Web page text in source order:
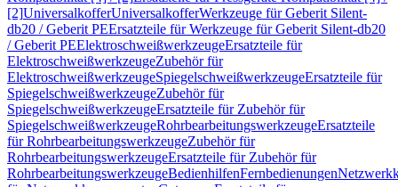
[2]UniversalkofferUniversalkofferWerkzeuge für Geberit Silent-
db20 / Geberit PEErsatzteile für Werkzeuge für Geberit Silent-db20
/ Geberit PEElektroschweißwerkzeugeErsatzteile für
ElektroschweißwerkzeugeZubehör für
ElektroschweißwerkzeugeSpiegelschweißwerkzeugeErsatzteile für
SpiegelschweißwerkzeugeZubehör für
SpiegelschweißwerkzeugeErsatzteile für Zubehör für
SpiegelschweißwerkzeugeRohrbearbeitungswerkzeugeErsatzteile
für RohrbearbeitungswerkzeugeZubehör für
RohrbearbeitungswerkzeugeErsatzteile für Zubehör für
RohrbearbeitungswerkzeugeBedienhilfenFernbedienungen